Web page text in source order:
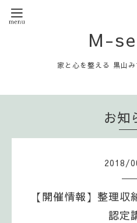
M-
家と心を整える 黒山
お知
2018/
【開催情報】整理
認定